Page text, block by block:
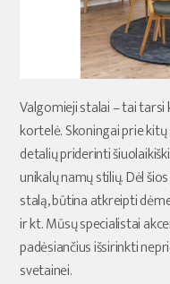
Valgomieji stalai – tai
kortelė. Skoningai prie
detalių priderinti
unikalų namų stilių. Dėl
stalą, būtina atkreipti
ir kt. Mūsų specialistai
padėsiančius išsirinkti
svetainei.